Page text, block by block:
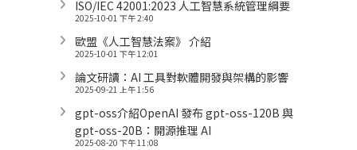
ISO/IEC 42001:2023 人工智慧系統管理綱要
2025-10-01 下午 2:40
歐盟《人工智慧法案》 介紹
2025-10-01 下午 12:01
論文研讀：AI 工具對軟體開發與架構的影響
2025-09-21 上午 1:56
gpt-oss介紹OpenAI 發布 gpt-oss-120B 與
gpt-oss-20B：開源推理 AI
2025-08-20 下午 11:08